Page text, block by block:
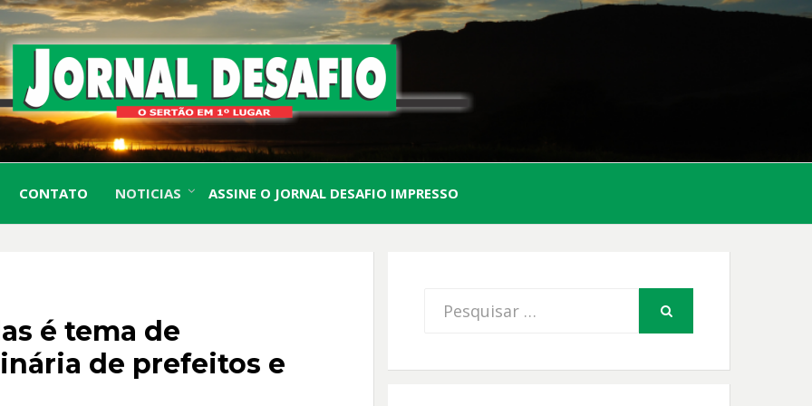
JORNAL
DESAFIO
O Sertão em 1º Lugar
CONTATO NOTICIAS ASSINE O JORNAL DESAFIO IMPRESSO
é tema de
de prefeitos e
Procurar